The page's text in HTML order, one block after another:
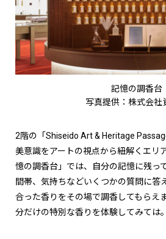
記憶の調香台
写真提供：株式会社
2階の「Shiseido Art & Heritage
美意識をアートの視点から紐解くエリ
憶の調香台」では、自分の記憶に残っ
間帯、気持ちなどいくつかの質問に答
合った香りをその場で調香してもらえ
分だけの特別な香りを体験してみては。